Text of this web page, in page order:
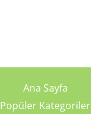
Ana Sayfa
Popüler Kategoriler